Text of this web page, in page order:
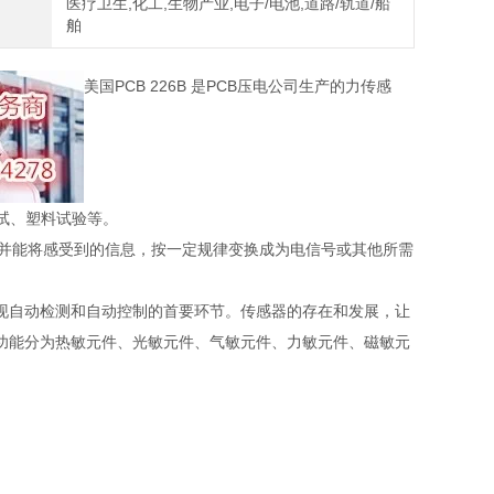
舶
美国PCB 226B 是PCB压电公司生产的力传感
塑料试验等。
将感受到的信息，按一定规律变换成为电信号或其他所需
动检测和自动控制的首要环节。传感器的存在和发展，让
分为热敏元件、光敏元件、气敏元件、力敏元件、磁敏元